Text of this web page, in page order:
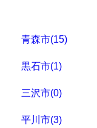
青森市(15)
黒石市(1)
三沢市(0)
平川市(3)